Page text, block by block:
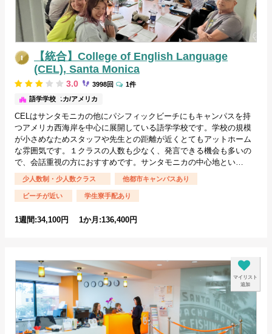
【統合】College of English Language
(CEL), Santa Monica
3.0
サンタモニカ/アメリカ
語学学校
3998回 1件
CELはサンタモニカの他にパシフィックビーチにもキャンパスを持
つアメリカ西海岸を中心に展開している語学学校です。学校の規模
が小さめなためスタッフや先生との距離が近くとてもアットホーム
な雰囲気です。１クラスの人数も少なく、発言できる機会も多いの
で、会話重視の方におすすめです。サンタモニカの中心地とい…
少人数制・少人数クラス 他都市キャンパスあり
ビーチが近い 学生寮手配あり
1週間:34,100円 1か月:136,400円
マイリスト
追加